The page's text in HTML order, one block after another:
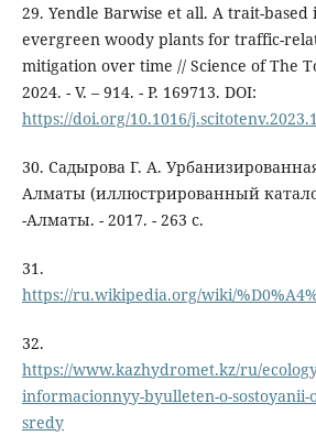
29. Yendle Barwise et all. A trait-
evergreen woody plants for traffic-
mitigation over time // Science of The
2024. - V. – 914. - Р. 169713. DOI:
https://doi.org/10.1016/
30. Садырова Г. А.
Алматы (иллюстрированный
-Алматы. - 2017. - 263 с.
31.
https://ru.wikipedia.org/wiki/
32.
https://www.kazhydromet.kz/ru/
informacionnyy-byulleten-o-sostoyanii-
sredy